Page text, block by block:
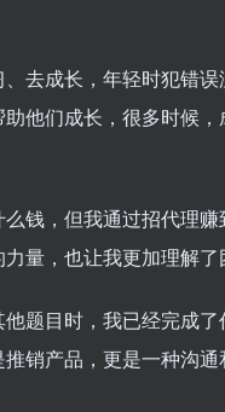
去成长，年轻时犯错
他们成长，很多时候
钱，但我通过招代理
量，也让我更加理解了
题目时，我已经完成
销产品，更是一种沟